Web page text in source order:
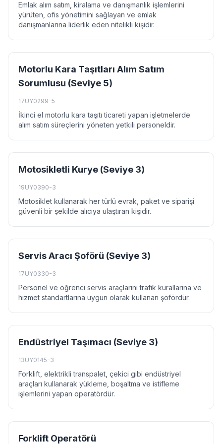
Emlak alım satım, kiralama ve danışmanlık işlemlerini
yürüten, ofis yönetimini sağlayan ve emlak
danışmanlarına liderlik eden nitelikli kişidir.
Motorlu Kara Taşıtları Alım Satım
Sorumlusu (Seviye 5)
17UY0299-5
İkinci el motorlu kara taşıtı ticareti yapan işletmelerde
alım satım süreçlerini yöneten yetkili personeldir.
Motosikletli Kurye (Seviye 3)
19UY0390-3
Motosiklet kullanarak her türlü evrak, paket ve siparişi
güvenli bir şekilde alıcıya ulaştıran kişidir.
Servis Aracı Şoförü (Seviye 3)
17UY0330-3
Personel ve öğrenci servis araçlarını trafik kurallarına ve
hizmet standartlarına uygun olarak kullanan şofördür.
Endüstriyel Taşımacı (Seviye 3)
13UY0145-3
Forklift, elektrikli transpalet, çekici gibi endüstriyel
araçları kullanarak yükleme, boşaltma ve istifleme
işlemlerini yapan operatördür.
Forklift Operatörü